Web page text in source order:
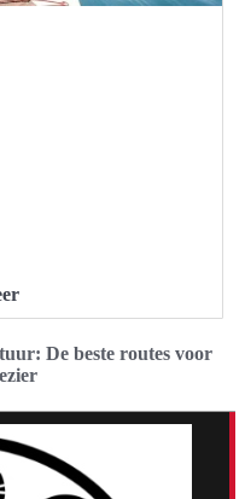
De beste routes voor